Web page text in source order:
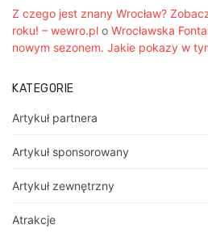
Z czego jest znany Wrocław?
roku! – wewro.pl o Wrocławska
nowym sezonem. Jakie pokazy w
KATEGORIE
Artykuł partnera
Artykuł sponsorowany
Artykuł zewnętrzny
Atrakcje